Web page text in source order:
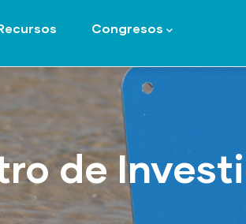
Congresos
de